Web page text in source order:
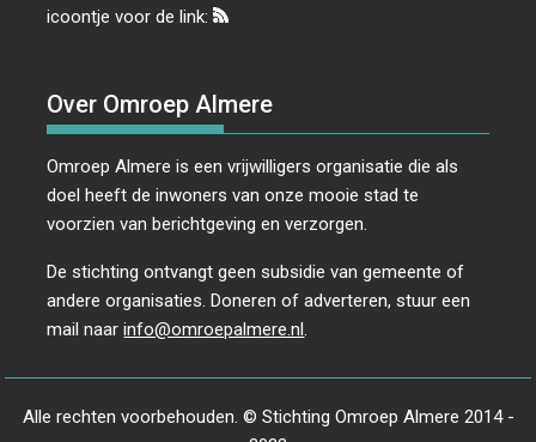
icoontje voor de link:
Over Omroep Almere
Omroep Almere is een vrijwilligers organisatie die als
doel heeft de inwoners van onze mooie stad te
voorzien van berichtgeving en verzorgen.
De stichting ontvangt geen subsidie van gemeente of
andere organisaties. Doneren of adverteren, stuur een
mail naarinfo@omroepalmere.nl.
Alle rechten voorbehouden. © Stichting Omroep Almere 2014 -